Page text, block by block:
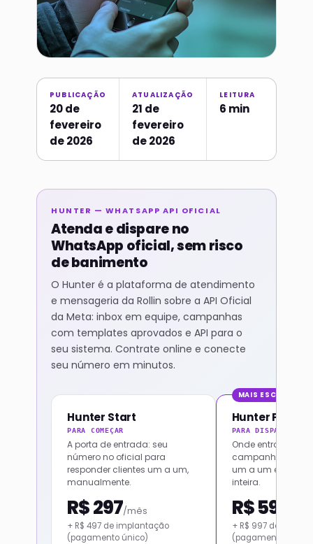
PUBLICAÇÃO
20 de
fevereiro
de 2026
ATUALIZAÇÃO
21 de
fevereiro
de 2026
LEITURA
6 min
HUNTER — WHATSAPP API OFICIAL
Atenda e dispare no
WhatsApp oficial, sem risco
de banimento
O Hunter é a plataforma de atendimento
e mensageria da Rollin sobre a API Oficial
da Meta: inbox em equipe, campanhas
com templates aprovados e API para o
seu sistema. Contrate online e conecte
seu número em minutos.
Hunter Start
PARA COMEÇAR
A porta de entrada: seu
número no oficial para
responder clientes um a um,
manualmente.
R$ 297/mês
+ R$ 497 de implantação
(pagamento único)
MAIS ESCOLHIDO
Hunter Pro
PARA DISPARAR EM
Onde entram
campanhas:
um a um e fale
inteira.
R$ 597
+ R$ 997 de
(pagamento único)